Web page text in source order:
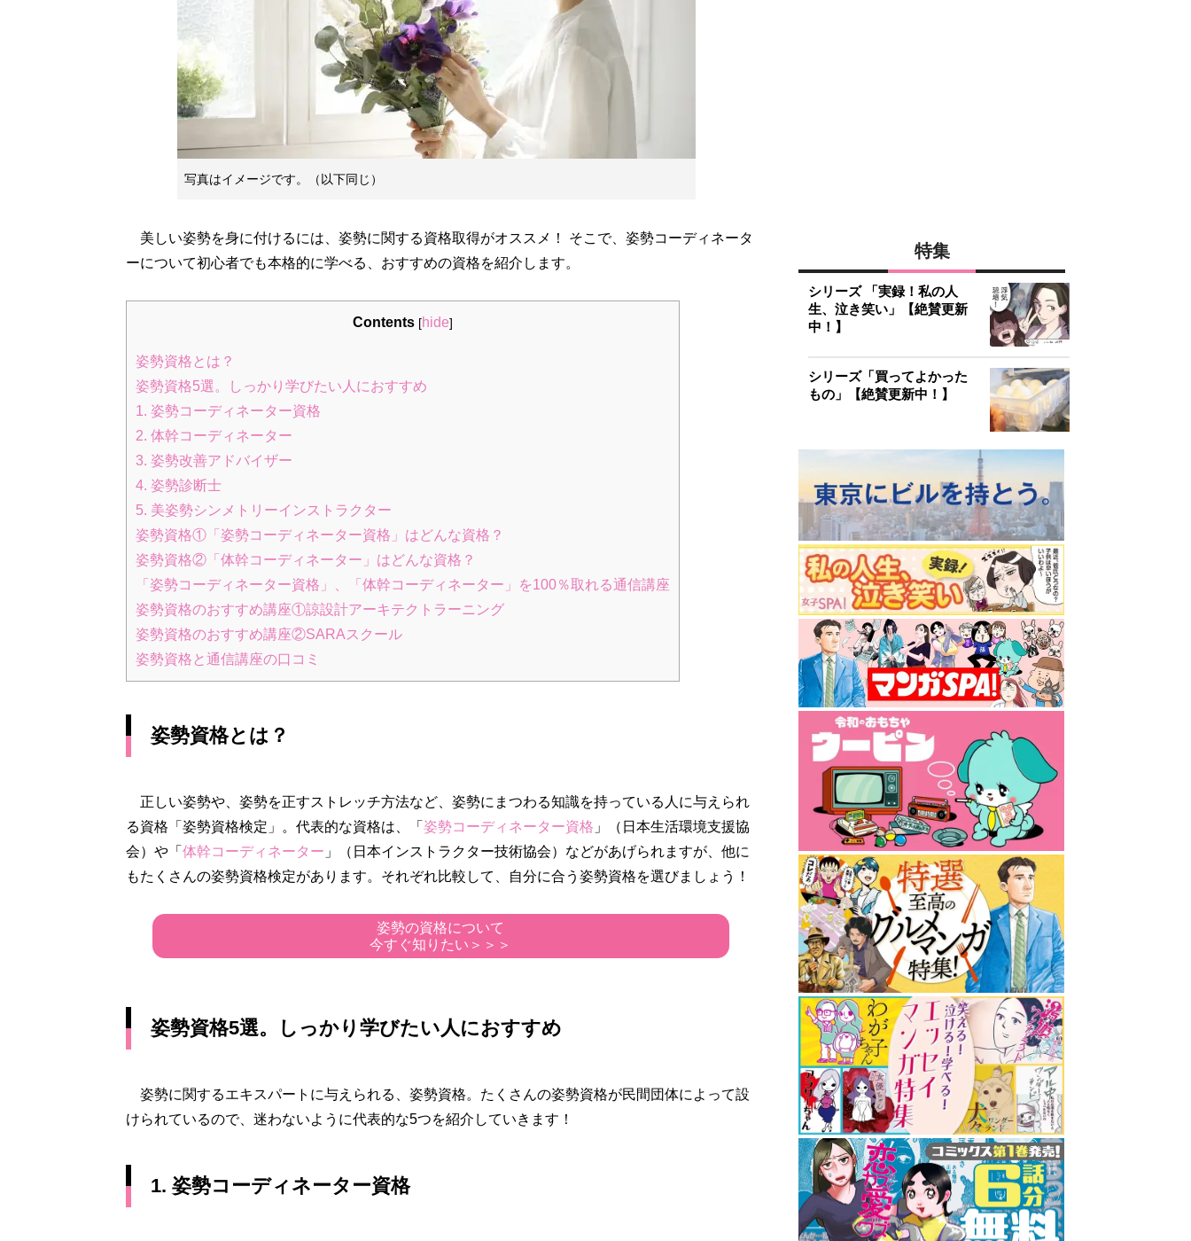
写真はイメージです。（以下同じ）
美しい姿勢を身に付けるには、姿勢に関する資格取得がオススメ！ そこで、姿勢コーディネータ
ーについて初心者でも本格的に学べる、おすすめの資格を紹介します。
Contents [hide]
姿勢資格とは？
姿勢資格5選。しっかり学びたい人におすすめ
1. 姿勢コーディネーター資格
2. 体幹コーディネーター
3. 姿勢改善アドバイザー
4. 姿勢診断士
5. 美姿勢シンメトリーインストラクター
姿勢資格①「姿勢コーディネーター資格」はどんな資格？
姿勢資格②「体幹コーディネーター」はどんな資格？
「姿勢コーディネーター資格」、「体幹コーディネーター」を100％取れる通信講座
姿勢資格のおすすめ講座①諒設計アーキテクトラーニング
姿勢資格のおすすめ講座②SARAスクール
姿勢資格と通信講座の口コミ
姿勢資格とは？
正しい姿勢や、姿勢を正すストレッチ方法など、姿勢にまつわる知識を持っている人に与えられ
る資格「姿勢資格検定」。代表的な資格は、「 姿勢コーディネーター資格 」（日本生活環境支援協
会）や「 体幹コーディネーター 」（日本インストラクター技術協会）などがあげられますが、他に
もたくさんの姿勢資格検定があります。それぞれ比較して、自分に合う姿勢資格を選びましょう！
姿勢の資格について
今すぐ知りたい＞＞＞
姿勢資格5選。しっかり学びたい人におすすめ
姿勢に関するエキスパートに与えられる、姿勢資格。たくさんの姿勢資格が民間団体によって設
けられているので、迷わないように代表的な5つを紹介していきます！
1. 姿勢コーディネーター資格
特集
シリーズ 「実録！私の人
生、泣き笑い」【絶賛更新
中！】
シリーズ「買ってよかった
もの」【絶賛更新中！】